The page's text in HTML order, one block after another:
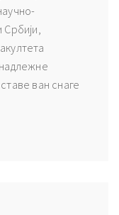
ван снаге